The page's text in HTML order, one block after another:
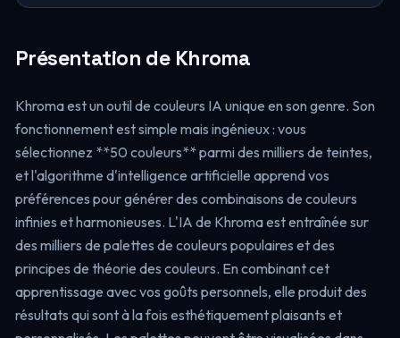
Présentation de Khroma
Khroma est un outil de couleurs IA unique en son genre. Son
fonctionnement est simple mais ingénieux : vous
sélectionnez **50 couleurs** parmi des milliers de teintes,
et l'algorithme d'intelligence artificielle apprend vos
préférences pour générer des combinaisons de couleurs
infinies et harmonieuses. L'IA de Khroma est entraînée sur
des milliers de palettes de couleurs populaires et des
principes de théorie des couleurs. En combinant cet
apprentissage avec vos goûts personnels, elle produit des
résultats qui sont à la fois esthétiquement plaisants et